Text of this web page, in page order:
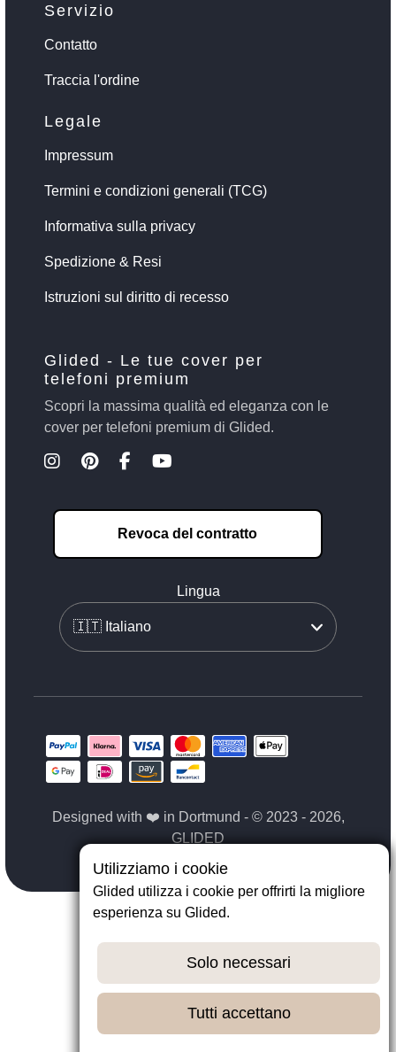
Servizio
Contatto
Traccia l'ordine
Legale
Impressum
Termini e condizioni generali (TCG)
Informativa sulla privacy
Spedizione & Resi
Istruzioni sul diritto di recesso
Glided - Le tue cover per
telefoni premium
Scopri la massima qualità ed eleganza con le
cover per telefoni premium di Glided.
Revoca del contratto
Lingua
Designed with ❤️ in Dortmund - © 2023 - 2026,
GLIDED
Utilizziamo i cookie
Glided utilizza i cookie per offrirti la migliore
esperienza su Glided.
Solo necessari
Tutti accettano